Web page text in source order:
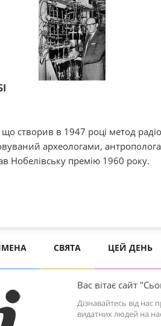
створив в 1947 році метод
археологами,
Нобелівську премію 1960 року.
СВЯТА ЦЕЙ ДЕНЬ
Вас вітає сайт
Дізнавайтесь від нас
видатних людей на